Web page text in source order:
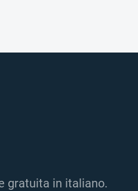
gratuita in italiano.